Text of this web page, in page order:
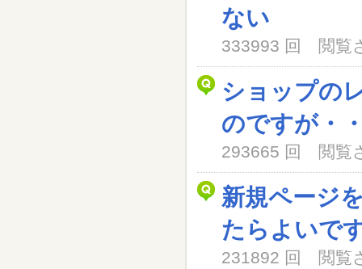
ない
333993 回 閲覧
ショップの
のですが・
293665 回 閲覧
新規ページ
たらよいで
231892 回 閲覧